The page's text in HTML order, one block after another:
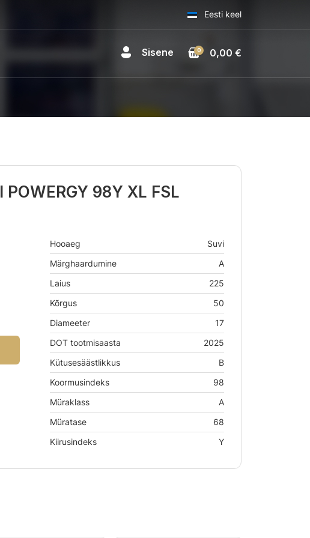
Eesti keel
Sisene 0,00 €
0
POWERGY 98Y XL FSL
Hooaeg
Suvi
Märghaardumine
A
Laius
225
Kõrgus
50
Diameeter
17
DOT tootmisaasta
2025
Kütusesäästlikkus
B
Koormusindeks
98
Müraklass
A
Müratase
68
Kiirusindeks
Y